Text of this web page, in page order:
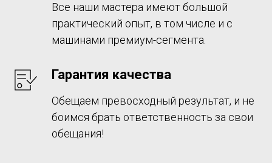
Все наши мастера имеют большой
практический опыт, в том числе и с
машинами премиум-сегмента.
Гарантия качества
Обещаем превосходный результат, и не
боимся брать ответственность за свои
обещания!